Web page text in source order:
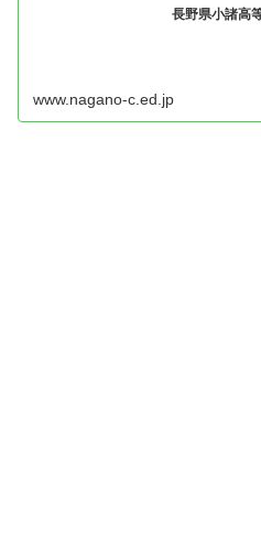
長野県小諸高
www.nagano-c.ed.jp